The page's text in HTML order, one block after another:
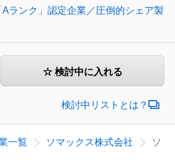
ランク」認定企業／圧倒的シェア製
☆ 検討中に入れる
検討中リストとは？
一覧 ソマックス株式会社
ソ